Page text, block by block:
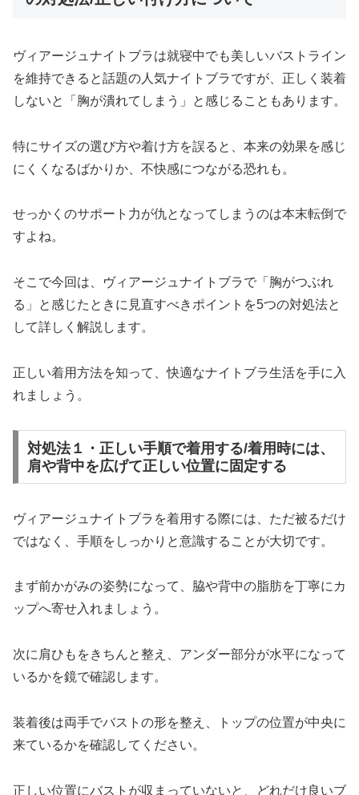
ヴィアージュナイトブラは就寝中でも美しいバストライン
を維持できると話題の人気ナイトブラですが、正しく装着
しないと「胸が潰れてしまう」と感じることもあります。
特にサイズの選び方や着け方を誤ると、本来の効果を感じ
にくくなるばかりか、不快感につながる恐れも。
せっかくのサポート力が仇となってしまうのは本末転倒で
すよね。
そこで今回は、ヴィアージュナイトブラで「胸がつぶれ
る」と感じたときに見直すべきポイントを5つの対処法と
して詳しく解説します。
正しい着用方法を知って、快適なナイトブラ生活を手に入
れましょう。
対処法１・正しい手順で着用する/着用時には、
肩や背中を広げて正しい位置に固定する
ヴィアージュナイトブラを着用する際には、ただ被るだけ
ではなく、手順をしっかりと意識することが大切です。
まず前かがみの姿勢になって、脇や背中の脂肪を丁寧にカ
ップへ寄せ入れましょう。
次に肩ひもをきちんと整え、アンダー部分が水平になって
いるかを鏡で確認します。
装着後は両手でバストの形を整え、トップの位置が中央に
来ているかを確認してください。
正しい位置にバストが収まっていないと、どれだけ良いブ